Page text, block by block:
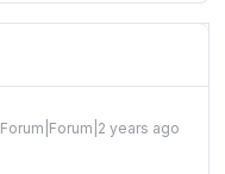
Forum|Forum|2 years ago